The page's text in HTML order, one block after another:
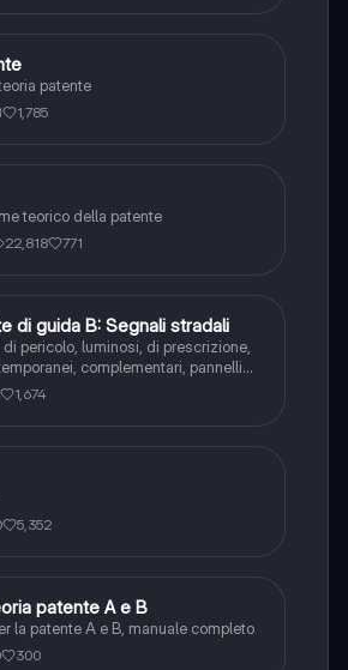
patente
1,785
teorico della patente
22,818 771
di guida B: Segnali stradali
pericolo, luminosi, di prescrizione,
complementari, pannelli
orizzontale, segnalazioni
distanza di visibilità per l‘arresto,
1,674
5,352
patente A e B
la patente A e B, manuale completo
300